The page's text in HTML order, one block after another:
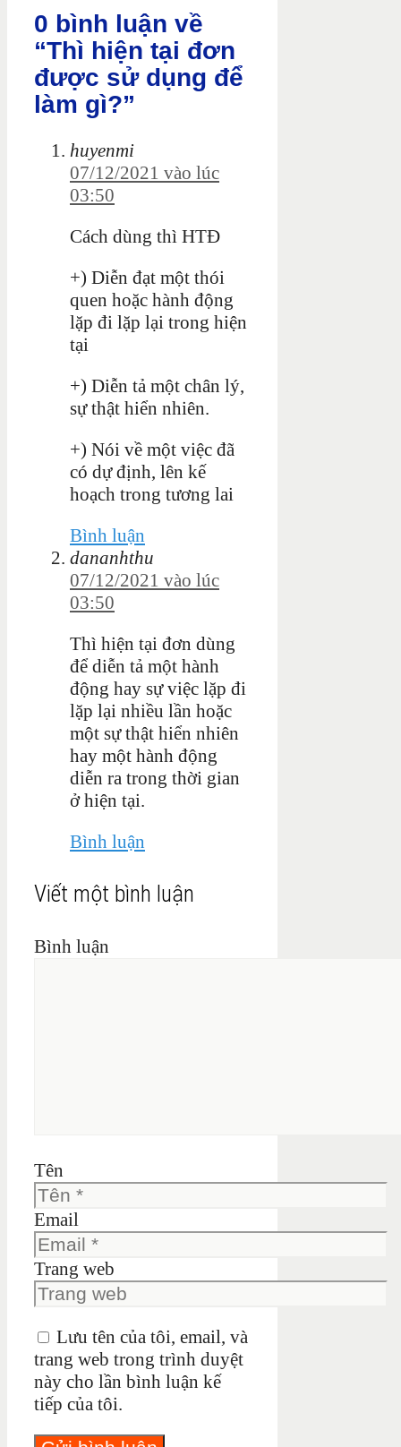
0 bình luận về
“Thì hiện tại đơn
được sử dụng để
làm gì?”
huyenmi
07/12/2021 vào lúc
03:50
Cách dùng thì HTĐ
+) Diễn đạt một thói
quen hoặc hành động
lặp đi lặp lại trong hiện
tại
+) Diễn tả một chân lý,
sự thật hiển nhiên.
+) Nói về một việc đã
có dự định, lên kế
hoạch trong tương lai
Bình luận
dananhthu
07/12/2021 vào lúc
03:50
Thì hiện tại đơn dùng
để diễn tả một hành
động hay sự việc lặp đi
lặp lại nhiều lần hoặc
một sự thật hiển nhiên
hay một hành động
diễn ra trong thời gian
ở hiện tại.
Bình luận
Viết một bình luận
Bình luận
Tên
Email
Trang web
Lưu tên của tôi, email, và
trang web trong trình duyệt
này cho lần bình luận kế
tiếp của tôi.